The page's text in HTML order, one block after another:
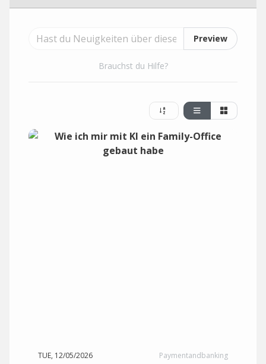
Preview
Brauchst du Hilfe?
TUE, 12/05/2026 Paymentandbanking